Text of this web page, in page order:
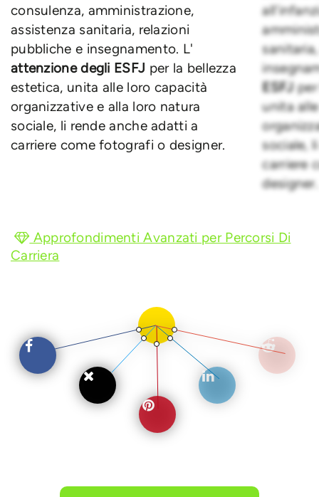
consulenza, amministrazione,
assistenza sanitaria, relazioni
pubbliche e insegnamento. L'
attenzione degli ESFJ per la bellezza
estetica, unita alle loro capacità
organizzative e alla loro natura
sociale, li rende anche adatti a
carriere come fotografi o designer.
ESFJper
unita
sociale,
carriere
designer.
Approfondimenti Avanzati per Percorsi Di
Carriera